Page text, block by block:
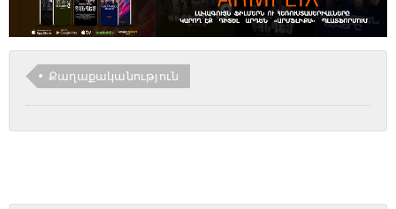
Քաղաքականություն